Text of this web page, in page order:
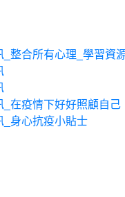
_整合所有心理_學習資
_在疫情下好好照顧⾃⼰
_身心抗疫小貼士